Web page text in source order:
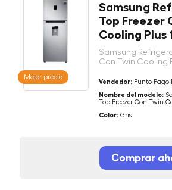
Mejor precio
Samsung
Top Freezer
Cooling Plus
Samsung
Con Twin Cooling
Vendedor: Punto Pago
Nombre del modelo:
Top Freezer Con Twin
Color: Gris
Comprar